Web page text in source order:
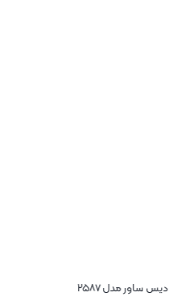
دیس ساور مدل ۲۵۸۷